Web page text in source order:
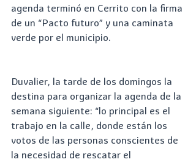
agenda terminó en Cerrito con la firma
de un “Pacto futuro” y una caminata
verde por el municipio.
Duvalier, la tarde de los domingos la
destina para organizar la agenda de la
semana siguiente: “lo principal es el
trabajo en la calle, donde están los
votos de las personas conscientes de
la necesidad de rescatar el